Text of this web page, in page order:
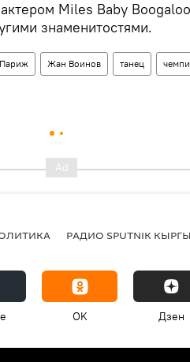
Miles Baby
знаменитостями.
Париж Жан Воинов танец
РАДИО SPUTNIK
OK Дзен